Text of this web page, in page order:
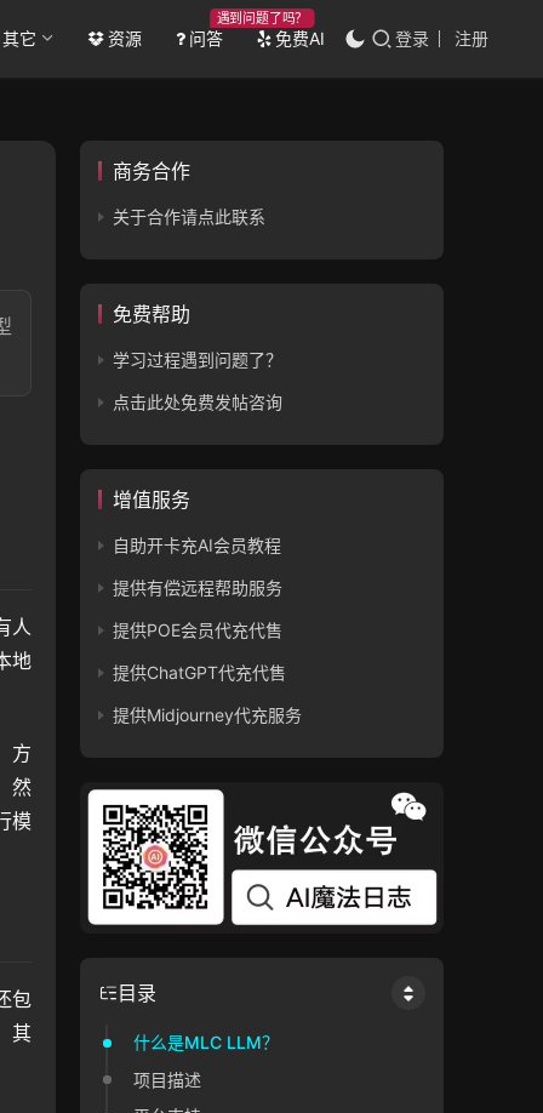
其它 资源 问答
遇到问题了吗？
免费AI 登录 注册
人
地
方
然
模
包
其
商务合作
关于合作请点此联系
免费帮助
学习过程遇到问题了？
点击此处免费发帖咨询
增值服务
自助开卡充AI会员教程
提供有偿远程帮助服务
提供POE会员代充代售
提供ChatGPT代充代售
提供Midjourney代充服务
目录
什么是MLC LLM？
项目描述